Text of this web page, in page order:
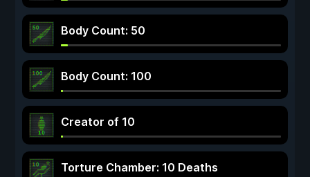
Body Count: 50
Body Count: 100
Creator of 10
Torture Chamber: 10 Deaths